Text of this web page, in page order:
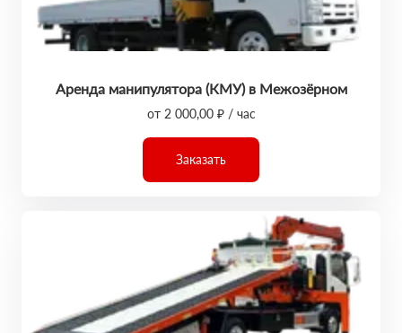
Аренда манипулятора (КМУ) в Межозёрном
от 2 000,00 ₽ / час
Заказать